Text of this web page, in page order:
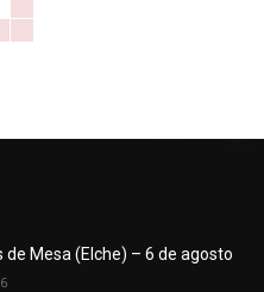
de Mesa (Elche) – 6 de agosto